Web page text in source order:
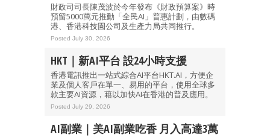
財政司司長陳茂波於今年發布《財政預算案》時
預留5000萬元推動「全民AI」普惠計劃，由數碼
港、香港科技園公司及生產力局共同推行。
Posted July 30, 2026
HKT｜新AI平台 設24小時支援
香港電訊推出一站式綜合AI平台HKT.AI，方便企
業及個人客戶在單一、易用的平台，使用全球多
款主要AI資源，藉以加快AI在香港的普及應用。
Posted July 29, 2026
AI副業｜美AI副業吃香 月入高達3萬